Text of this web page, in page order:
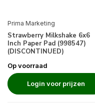
Prima Marketing
Strawberry Milkshake 6x6
Inch Paper Pad (998547)
(DISCONTINUED)
Op voorraad
Login voor prijzen